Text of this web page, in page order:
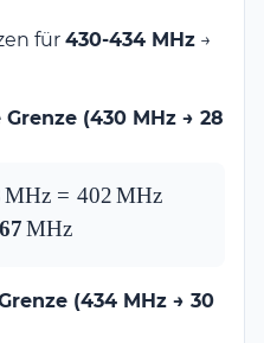
für 430-434 MHz →
(430 MHz → 28
MHz = 402MHz
MHz
(434 MHz → 30